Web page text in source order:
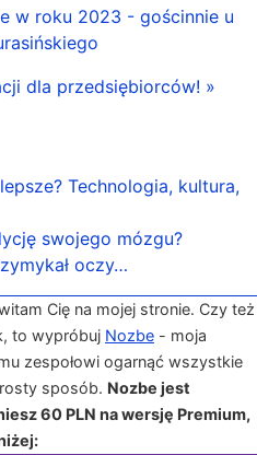
w roku 2023 - gościnnie u
dla przedsiębiorców! »
Technologia, kultura,
swojego mózgu?
oczy…
Cię na mojej stronie. Czy też
to wypróbuj Nozbe - moja
zespołowi ogarnąć wszystkie
sposób. Nozbe jest
60 PLN na wersję Premium,